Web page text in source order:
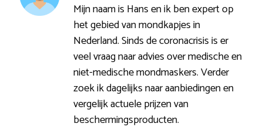
Mijn naam is Hans en ik ben expert op
het gebied van mondkapjes in
Nederland. Sinds de coronacrisis is er
veel vraag naar advies over medische en
niet-medische mondmaskers. Verder
zoek ik dagelijks naar aanbiedingen en
vergelijk actuele prijzen van
beschermingsproducten.